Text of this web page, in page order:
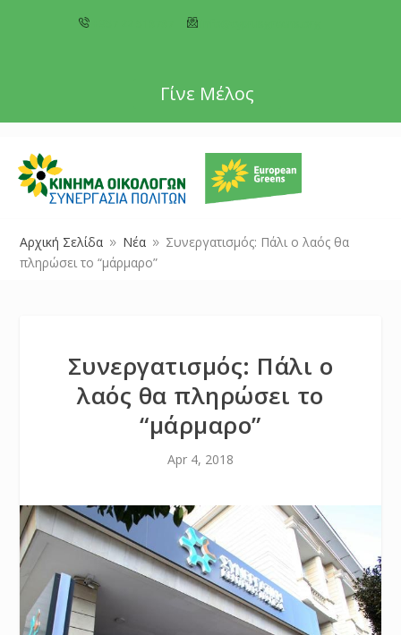
Γίνε Μέλος
Αρχική Σελίδα 9 Νέα 9 Συνεργατισμός: Πάλι ο λαός θα
πληρώσει το “μάρμαρο”
Συνεργατισμός: Πάλι ο
λαός θα πληρώσει το
“μάρμαρο”
Apr 4, 2018